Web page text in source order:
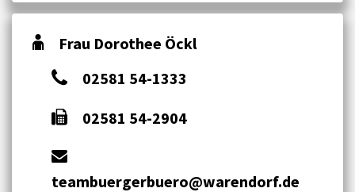
Frau Dorothee Öckl
02581 54-1333
02581 54-2904
teambuergerbuero@warendorf.de